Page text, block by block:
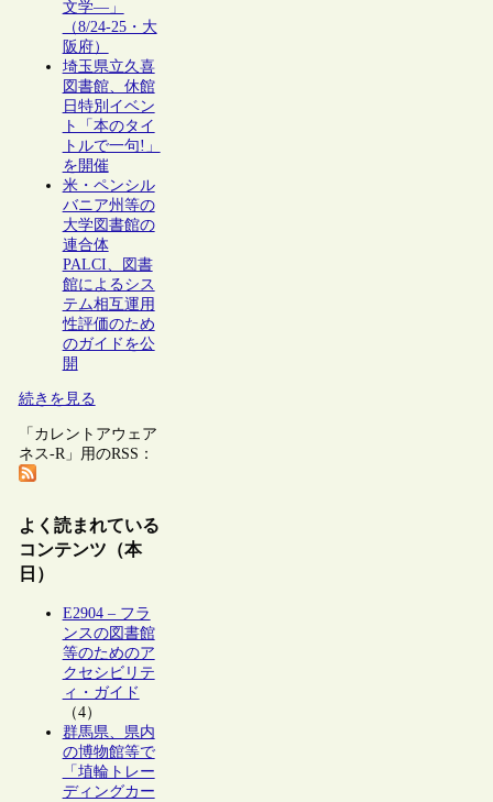
文学―」
（8/24-25・大
阪府）
埼玉県立久喜
図書館、休館
日特別イベン
ト「本のタイ
トルで一句!」
を開催
米・ペンシル
バニア州等の
大学図書館の
連合体
PALCI、図書
館によるシス
テム相互運用
性評価のため
のガイドを公
開
続きを見る
「カレントアウェア
ネス-R」用のRSS：
よく読まれている
コンテンツ（本
日）
E2904 – フラ
ンスの図書館
等のためのア
クセシビリテ
ィ・ガイド
（4）
群馬県、県内
の博物館等で
「埴輪トレー
ディングカー